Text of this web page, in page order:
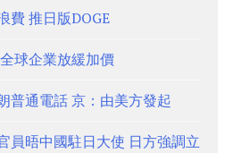
費 推日版DOGE
球企業放緩加價
普通電話 京：由美方發起
員晤中國駐日大使 日方強調立